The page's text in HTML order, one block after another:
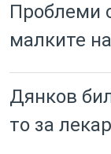
Проблеми
малките
Дянков
то за